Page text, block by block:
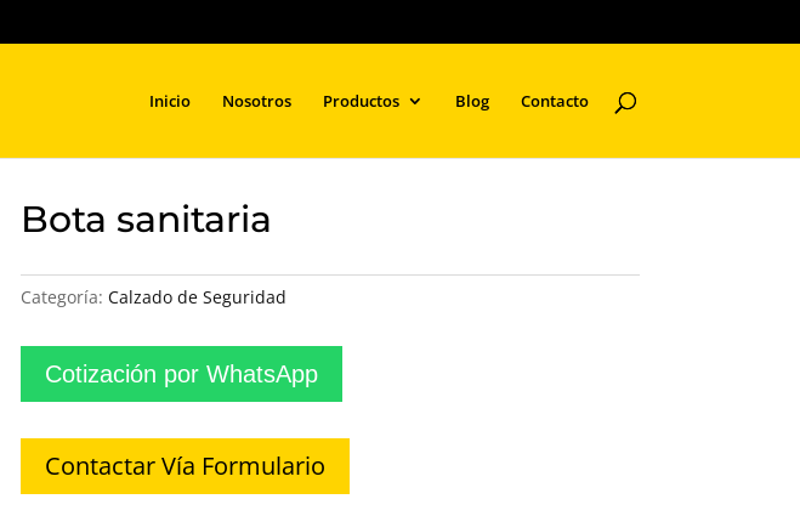
Inicio Nosotros Productos Blog Contacto
productos
Bota sanitaria
Categoría: Calzado de Seguridad
Cotización por WhatsApp
Contactar Vía Formulario